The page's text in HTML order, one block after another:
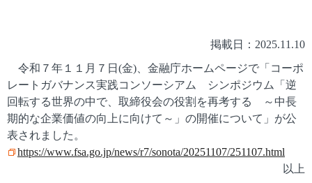
掲載日：2025.11.10
令和７年１１月７日(金)、金融庁ホームページで「コーポ
レートガバナンス実践コンソーシアム シンポジウム「逆
回転する世界の中で、取締役会の役割を再考する ～中長
期的な企業価値の向上に向けて～」の開催について」が公
表されました。
https://www.fsa.go.jp/news/r7/sonota/20251107/251107.html
以上